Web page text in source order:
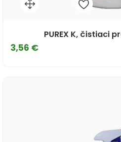
PUREX K, čistiaci
3,56 €Cena